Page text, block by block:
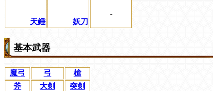
天錘 妖刀
-
基本武器
魔弓 弓
槍
斧
大剣
突剣